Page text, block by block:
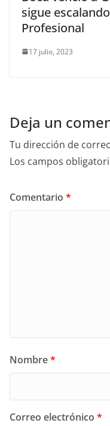
sigue
Profesional
17 julio, 2023
Deja un
Tu dirección de
Los campos
Comentario *
Nombre*
Correo electrónico *